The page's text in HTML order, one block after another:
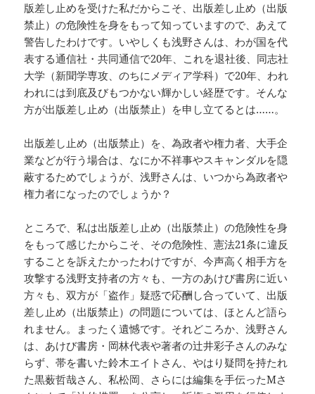
版差し止めを受けた私だからこそ、出版差し止め（出版
禁止）の危険性を身をもって知っていますので、あえて
警告したわけです。いやしくも浅野さんは、わが国を代
表する通信社・共同通信で20年、これを退社後、同志社
大学（新聞学専攻、のちにメディア学科）で20年、われ
われには到底及びもつかない輝かしい経歴です。そんな
方が出版差し止め（出版禁止）を申し立てるとは……。
出版差し止め（出版禁止）を、為政者や権力者、大手企
業などが行う場合は、なにか不祥事やスキャンダルを隠
蔽するためでしょうが、浅野さんは、いつから為政者や
権力者になったのでしょうか？
ところで、私は出版差し止め（出版禁止）の危険性を身
をもって感じたからこそ、その危険性、憲法21条に違反
することを訴えたかったわけですが、今声高く相手方を
攻撃する浅野支持者の方々も、一方のあけび書房に近い
方々も、双方が「盗作」疑惑で応酬し合っていて、出版
差し止め（出版禁止）の問題については、ほとんど語ら
れません。まったく遺憾です。それどころか、浅野さん
は、あけび書房・岡林代表や著者の辻井彩子さんのみな
らず、帯を書いた鈴木エイトさん、やはり疑問を持たれ
た黒薮哲哉さん、私松岡、さらには編集を手伝ったМさ